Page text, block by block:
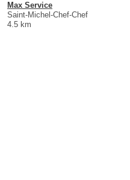
Max Service
Saint-Michel-Chef-Chef
4.5 km